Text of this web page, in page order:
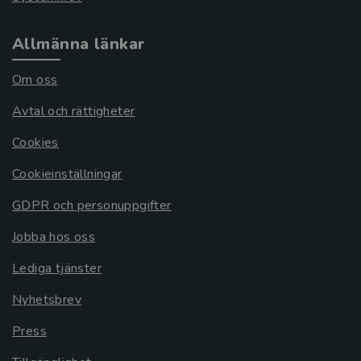
Allmänna länkar
Om oss
Avtal och rättigheter
Cookies
Cookieinställningar
GDPR och personuppgifter
Jobba hos oss
Lediga tjänster
Nyhetsbrev
Press